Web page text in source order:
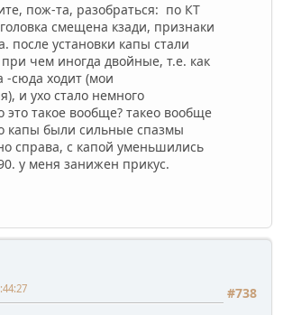
пож-та, разобраться: по КТ
смещена кзади, признаки
после установки капы стали
чем иногда двойные, т.е. как
-сюда ходит (мои
и ухо стало немного
это такое вообще? такео вообще
капы были сильные спазмы
справа, с капой уменьшились
у меня занижен прикус.
#738